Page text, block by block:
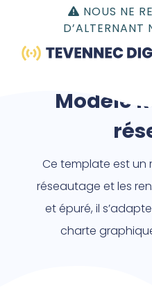
NOUS NE
D’ALTERNANT
Modèle
Ce template est un
réseautage et les
et épuré, il
charte
Gestion du consentement |